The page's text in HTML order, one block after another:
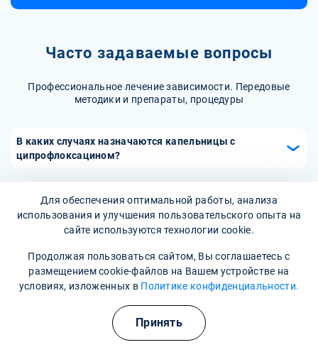
Часто задаваемые вопросы
Профессиональное лечение зависимости. Передовые
методики и препараты, процедуры
В каких случаях назначаются капельницы с
ципрофлоксацином?
Капельницы с ципрофлоксацином назначаются при
тяжелых бактериальных инфекциях, включая инфекции
дыхательных путей, мочевыводящих путей, кожные
инфекции, а также для профилактики инфекционных
могут использоваться в стационарных условиях для
более быстрого достижения терапевтического эффекта.
Как проходит процедура капельницы с
ципрофлоксацином?
Процедура капельницы с ципрофлоксацином проходит в
медицинских учреждениях. Медицинский персонал
устанавливает капельницу, выбирает нужную дозировку
и контролирует скорость введения раствора. Время
зависимости от тяжести инфекции и рекомендаций
Есть ли противопоказания для капельниц с
ципрофлоксацином?
Да, капельницы с ципрофлоксацином имеют
противопоказания. Их не следует применять при
индивидуальной непереносимости препарата, а также у
пациентов с определенными заболеваниями, такими как
Для обеспечения оптимальной работы, анализа
использования и улучшения пользовательского опыта на
сайте используются технологии cookie.
Продолжая пользоваться сайтом, Вы соглашаетесь с
размещением cookie-файлов на Вашем устройстве на
условиях, изложенных в Политике конфиденциальности.
Принять